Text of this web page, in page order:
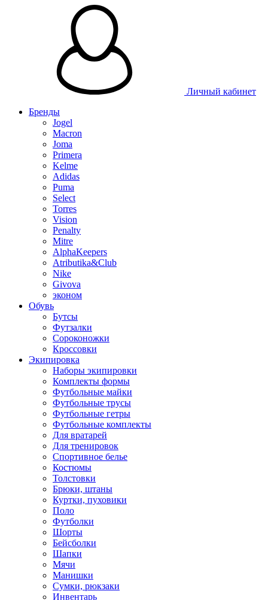
Личный кабинет
Бренды
Jogel
Macron
Joma
Primera
Kelme
Adidas
Puma
Select
Torres
Vision
Penalty
Mitre
AlphaKeepers
Atributika&Club
Nike
Givova
эконом
Обувь
Бутсы
Футзалки
Сороконожки
Кроссовки
Экипировка
Наборы экипировки
Комплекты формы
Футбольные майки
Футбольные трусы
Футбольные гетры
Футбольные комплекты
Для вратарей
Для тренировок
Спортивное белье
Костюмы
Толстовки
Брюки, штаны
Куртки, пуховики
Поло
Футболки
Шорты
Бейсболки
Шапки
Мячи
Манишки
Сумки, рюкзаки
Инвентарь
Таблица размеров